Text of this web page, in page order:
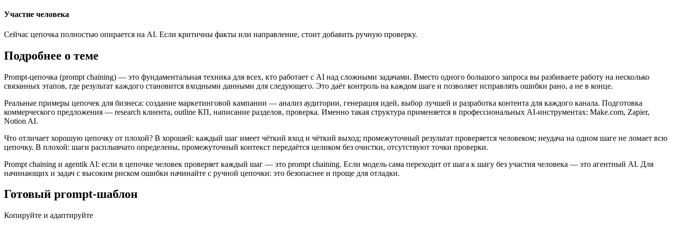
Участие человека
Сейчас цепочка полностью опирается на AI. Если критичны факты или направление, стоит добавить ручную проверку.
Подробнее о теме
Prompt-цепочка (prompt chaining) — это фундаментальная техника для всех, кто работает с AI над сложными задачами. Вместо одного большого запроса вы разбиваете работу на несколько
связанных этапов, где результат каждого становится входными данными для следующего. Это даёт контроль на каждом шаге и позволяет исправлять ошибки рано, а не в конце.
Реальные примеры цепочек для бизнеса: создание маркетинговой кампании — анализ аудитории, генерация идей, выбор лучшей и разработка контента для каждого канала. Подготовка
коммерческого предложения — research клиента, outline КП, написание разделов, проверка. Именно такая структура применяется в профессиональных AI-инструментах: Make.com, Zapier,
Notion AI.
Что отличает хорошую цепочку от плохой? В хорошей: каждый шаг имеет чёткий вход и чёткий выход; промежуточный результат проверяется человеком; неудача на одном шаге не ломает всю
цепочку. В плохой: шаги расплывчато определены, промежуточный контекст передаётся целиком без очистки, отсутствуют точки проверки.
Prompt chaining и agentik AI: если в цепочке человек проверяет каждый шаг — это prompt chaining. Если модель сама переходит от шага к шагу без участия человека — это агентный AI. Для
начинающих и задач с высоким риском ошибки начинайте с ручной цепочки: это безопаснее и проще для отладки.
Готовый prompt-шаблон
Копируйте и адаптируйте